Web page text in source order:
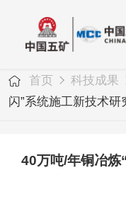
首页 科技成果
闪”系统施工新技术研
40万吨/年铜冶炼